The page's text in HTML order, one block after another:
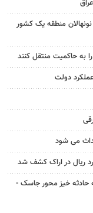
منطقه یک کشور
به حاکمیت منتقل کنند
دولت
می شود
مدعی العموم برای رفع ۱۳ نقطه حادثه خیز محور جاسک -